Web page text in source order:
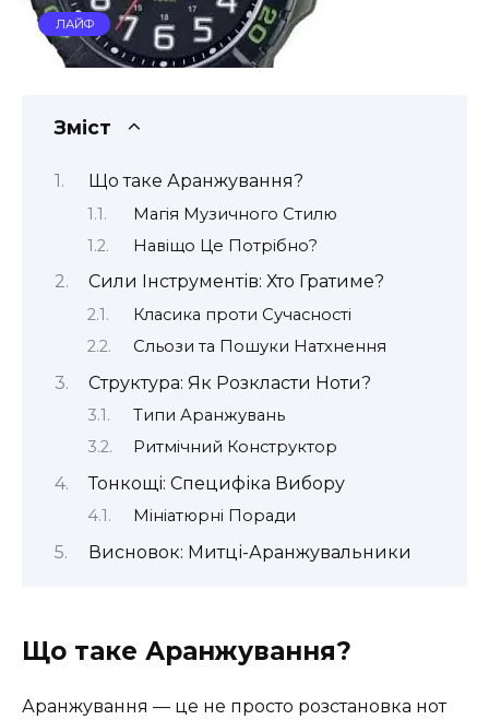
ЛАЙФ
Зміст
Що таке Аранжування?
Магія Музичного Стилю
Навіщо Це Потрібно?
Сили Інструментів: Хто Гратиме?
Класика проти Сучасності
Сльози та Пошуки Натхнення
Структура: Як Розкласти Ноти?
Типи Аранжувань
Ритмічний Конструктор
Тонкощі: Специфіка Вибору
Мініатюрні Поради
Висновок: Митці-Аранжувальники
Що таке Аранжування?
Аранжування — це не просто розстановка нот